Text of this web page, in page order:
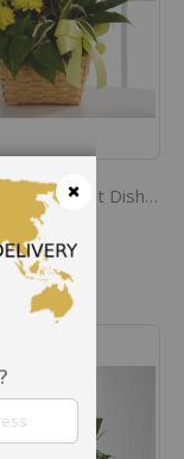
The FTD Loving Light Dishgarden